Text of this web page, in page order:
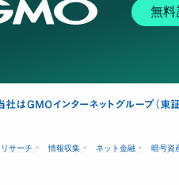
無料
リサーチ 情報収集 ネット金融 暗号資